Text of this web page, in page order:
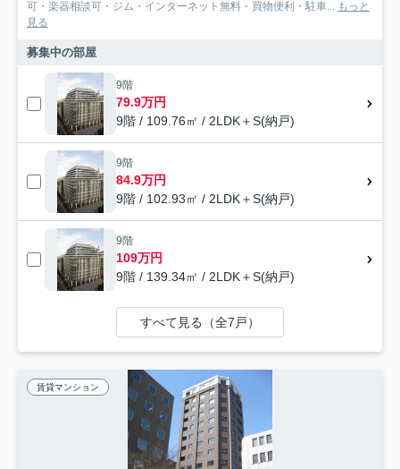
可・楽器相談可・ジム・インターネット無料・買物便利・駐車... もっと
見る
募集中の部屋
9階
79.9万円
9階 / 109.76㎡ / 2LDK＋S(納戸)
9階
84.9万円
9階 / 102.93㎡ / 2LDK＋S(納戸)
9階
109万円
9階 / 139.34㎡ / 2LDK＋S(納戸)
すべて見る（全7戸）
賃貸マンション